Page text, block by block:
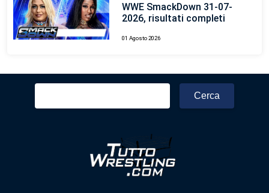
WWE SmackDown 31-07-
2026, risultati completi
01 Agosto 2026